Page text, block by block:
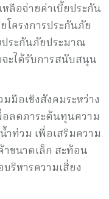
ลือจ่ายค่าเบี้ยประกัน
โครงการประกันภัย
ระกันภัยประมาณ
ะได้รับการสนับสนุน
มือเชิงสังคมระหว่าง
ลดภาระต้นทุนความ
ำท่วม เพื่อเสริมความ
าขนาดเล็ก สะท้อน
ริหารความเสี่ยง